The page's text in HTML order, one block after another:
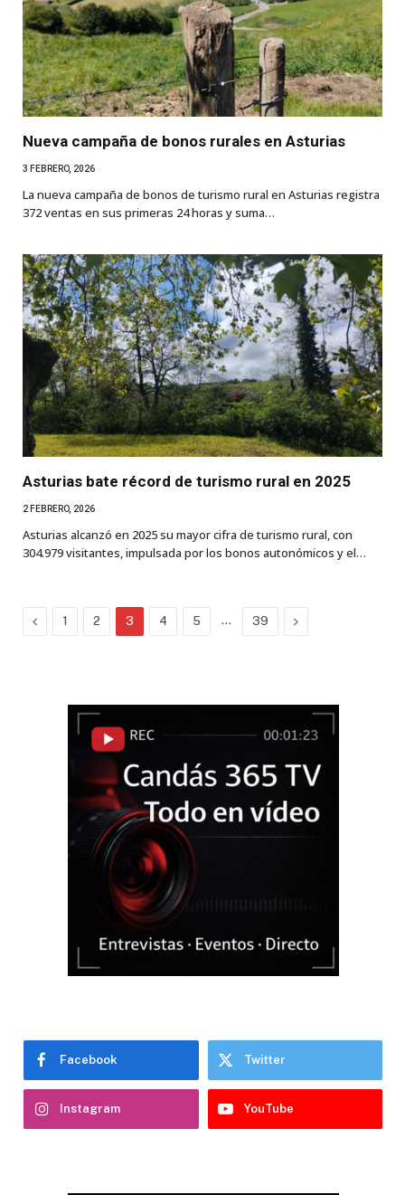
Nueva campaña de bonos rurales en Asturias
3 FEBRERO, 2026
La nueva campaña de bonos de turismo rural en Asturias registra
372 ventas en sus primeras 24 horas y suma…
Asturias bate récord de turismo rural en 2025
2 FEBRERO, 2026
Asturias alcanzó en 2025 su mayor cifra de turismo rural, con
304.979 visitantes, impulsada por los bonos autonómicos y el…
Previous
1 2 3 4 5 … 39 Next
Facebook Twitter
Instagram YouTube